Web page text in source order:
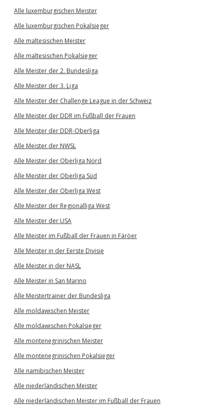
Alle luxemburgischen Meister
Alle luxemburgischen Pokalsieger
Alle maltesischen Meister
Alle maltesischen Pokalsieger
Alle Meister der 2. Bundesliga
Alle Meister der 3. Liga
Alle Meister der Challenge League in der Schweiz
Alle Meister der DDR im Fußball der Frauen
Alle Meister der DDR-Oberliga
Alle Meister der NWSL
Alle Meister der Oberliga Nord
Alle Meister der Oberliga Süd
Alle Meister der Oberliga West
Alle Meister der Regionalliga West
Alle Meister der USA
Alle Meister im Fußball der Frauen in Färöer
Alle Meister in der Eerste Divisie
Alle Meister in der NASL
Alle Meister in San Marino
Alle Meistertrainer der Bundesliga
Alle moldawischen Meister
Alle moldawischen Pokalsieger
Alle montenegrinischen Meister
Alle montenegrinischen Pokalsieger
Alle namibischen Meister
Alle niederländischen Meister
Alle niederländischen Meister im Fußball der Frauen